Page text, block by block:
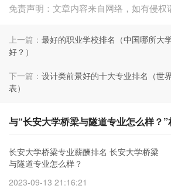
免责声明：文章内容来自网络，如有侵权
上一篇： 最好的职业学校排名（中国哪所大
好？）
下一篇： 设计类前景好的十大专业排名（世
表）
与“长安大学桥梁与隧道专业怎么样？
长安大学桥梁专业薪酬排名 长安大学桥梁
与隧道专业怎么样？
2023-09-13 21:16:21